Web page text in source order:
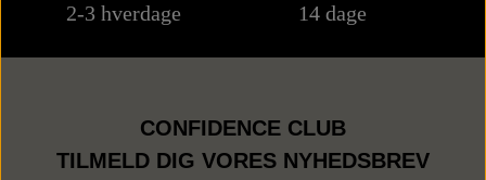
2-3 hverdage 14 dage
CONFIDENCE CLUB
TILMELD DIG VORES NYHEDSBREV